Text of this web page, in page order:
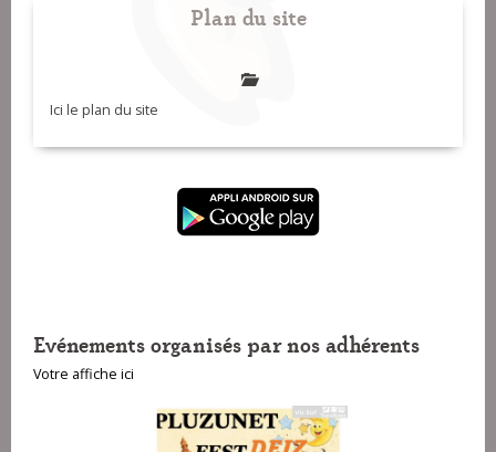
Plan du site
Ici le plan du site
Evénements organisés par nos adhérents
Votre affiche ici